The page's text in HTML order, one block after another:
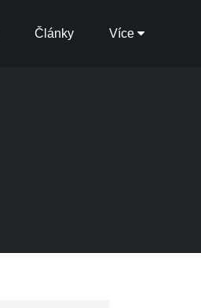
Články Více